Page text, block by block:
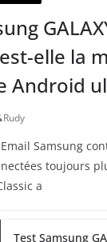
est-elle la
Android
Rudy
Samsung
toujours
a
Test Samsung